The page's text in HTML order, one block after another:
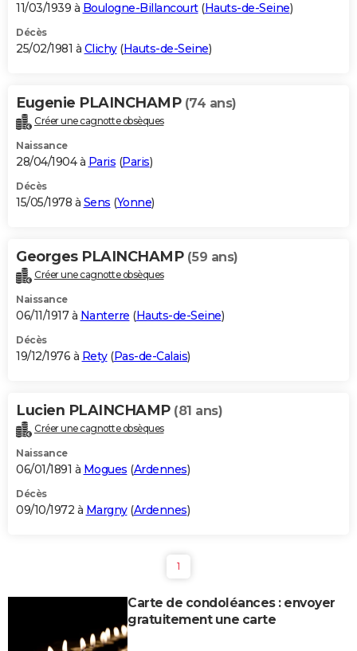
11/03/1939 à Boulogne-Billancourt(Hauts-de-Seine)
Décès
25/02/1981 à Clichy(Hauts-de-Seine)
Eugenie PLAINCHAMP (74 ans)
Créer une cagnotte obsèques
Naissance
28/04/1904 à Paris (Paris)
Décès
15/05/1978 à Sens (Yonne)
Georges PLAINCHAMP (59 ans)
Créer une cagnotte obsèques
Naissance
06/11/1917 à Nanterre (Hauts-de-Seine)
Décès
19/12/1976 à Rety(Pas-de-Calais)
Lucien PLAINCHAMP (81 ans)
Créer une cagnotte obsèques
Naissance
06/01/1891 à Mogues (Ardennes)
Décès
09/10/1972 à Margny(Ardennes)
1
Carte de condoléances : envoyer
gratuitement une carte